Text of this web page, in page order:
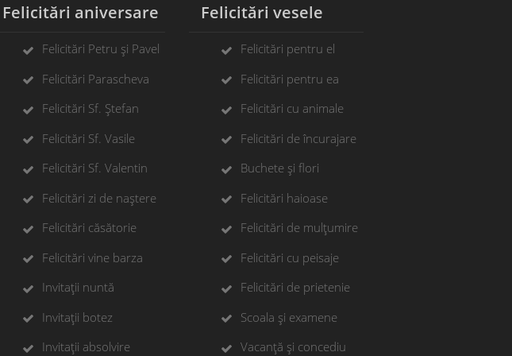
Felicitări aniversare
Felicitări Petru și Pavel
Felicitări Parascheva
Felicitări Sf. Ștefan
Felicitări Sf. Vasile
Felicitări Sf. Valentin
Felicitări zi de naștere
Felicitări căsătorie
Felicitări vine barza
Invitații nuntă
Invitații botez
Invitații absolvire
Felicitări vesele
Felicitări pentru el
Felicitări pentru ea
Felicitări cu animale
Felicitări de încurajare
Buchete și flori
Felicitări haioase
Felicitări de mulțumire
Felicitări cu peisaje
Felicitări de prietenie
Scoala și examene
Vacanță și concediu